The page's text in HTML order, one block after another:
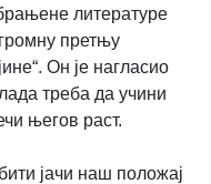
литературе
претњу
Он је нагласио
треба да учини
његов раст.
јачи наш положај